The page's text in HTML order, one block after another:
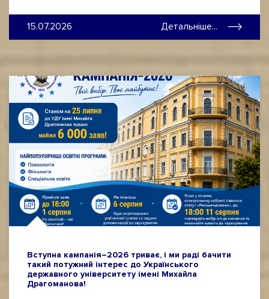
15.07.2026 Детальніше...
Вступна кампанія–2026 триває, і ми раді бачити
такий потужний інтерес до Українського
державного університету імені Михайла
Драгоманова!